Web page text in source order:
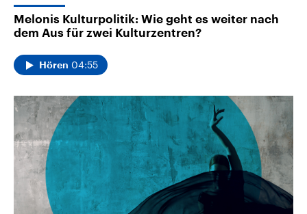
Melonis Kulturpolitik: Wie geht es weiter nach
dem Aus für zwei Kulturzentren?
Hören 04:55